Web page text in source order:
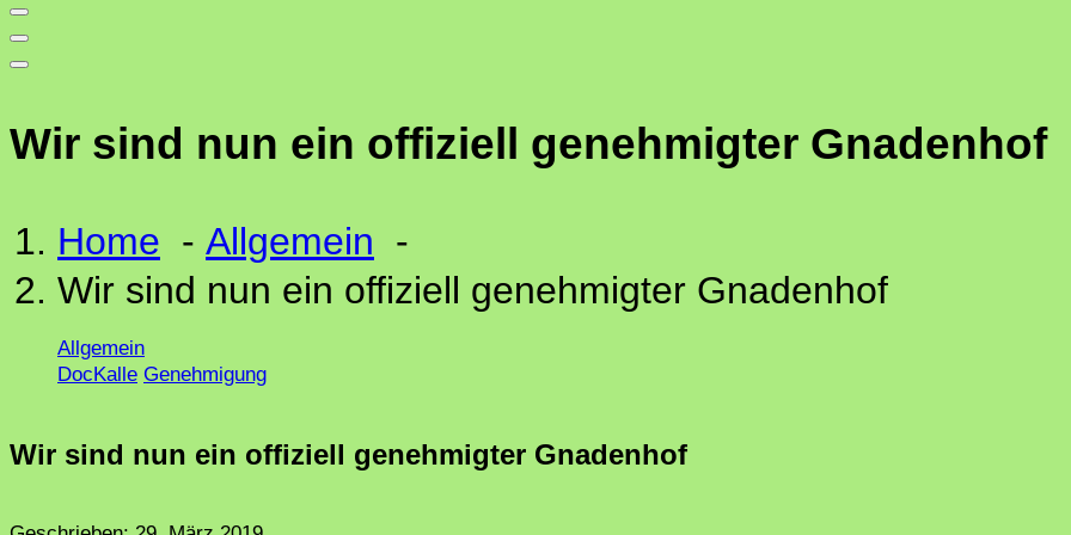
Wir sind nun ein offiziell genehmigter Gnadenhof
Home - Allgemein -
Wir sind nun ein offiziell genehmigter Gnadenhof
Allgemein
DocKalle Genehmigung
Wir sind nun ein offiziell genehmigter Gnadenhof